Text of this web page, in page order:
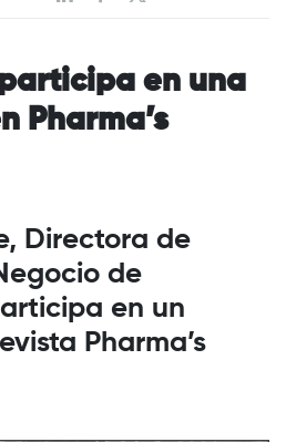
en una
Pharma’s
Directora de
de
en un
Pharma’s